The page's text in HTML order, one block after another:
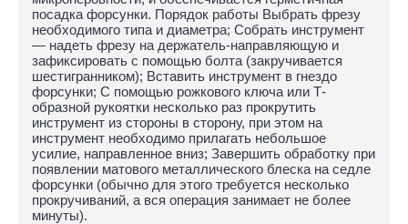
посадка форсунки. Порядок работы Выбрать фрезу
необходимого типа и диаметра; Собрать инструмент
— надеть фрезу на держатель-направляющую и
зафиксировать с помощью болта (закручивается
шестигранником); Вставить инструмент в гнездо
форсунки; С помощью рожкового ключа или Т-
образной рукоятки несколько раз прокрутить
инструмент из стороны в сторону, при этом на
инструмент необходимо прилагать небольшое
усилие, направленное вниз; Завершить обработку при
появлении матового металлического блеска на седле
форсунки (обычно для этого требуется несколько
прокручиваний, а вся операция занимает не более
минуты).